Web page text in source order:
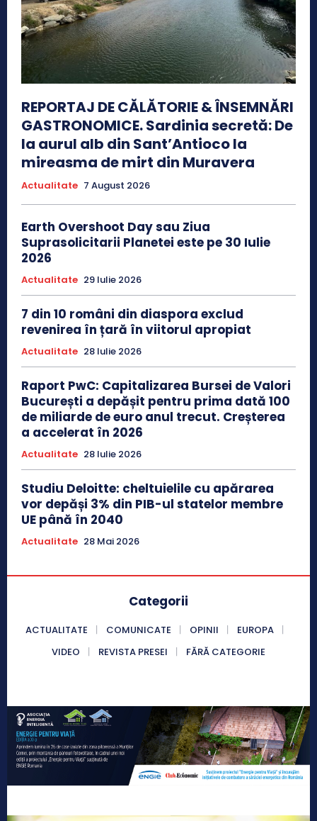
REPORTAJ DE CĂLĂTORIE & ÎNSEMNĂRI
GASTRONOMICE. Sardinia secretă: De
la aurul alb din Sant’Antioco la
mireasma de mirt din Muravera
Actualitate 7 August 2026
Earth Overshoot Day sau Ziua
Suprasolicitarii Planetei este pe 30 Iulie
2026
Actualitate 29 Iulie 2026
7 din 10 români din diaspora exclud
revenirea în țară în viitorul apropiat
Actualitate 28 Iulie 2026
Raport PwC: Capitalizarea Bursei de Valori
București a depășit pentru prima dată 100
de miliarde de euro anul trecut. Creșterea
a accelerat în 2026
Actualitate 28 Iulie 2026
Studiu Deloitte: cheltuielile cu apărarea
vor depăși 3% din PIB-ul statelor membre
UE până în 2040
Actualitate 28 Mai 2026
Categorii
ACTUALITATE COMUNICATE OPINII
EUROPA
VIDEO
REVISTA PRESEI FĂRĂ CATEGORIE